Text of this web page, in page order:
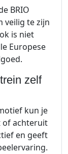
BRIO
veilig te zijn
is niet
Europese
zelf
kun je
of achteruit
en geeft